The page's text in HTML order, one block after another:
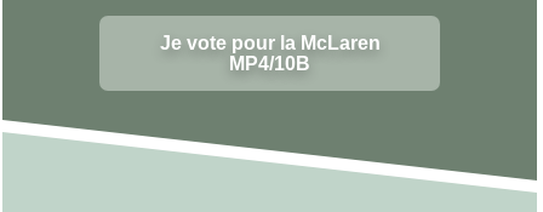
Je vote pour la McLaren
MP4/10B